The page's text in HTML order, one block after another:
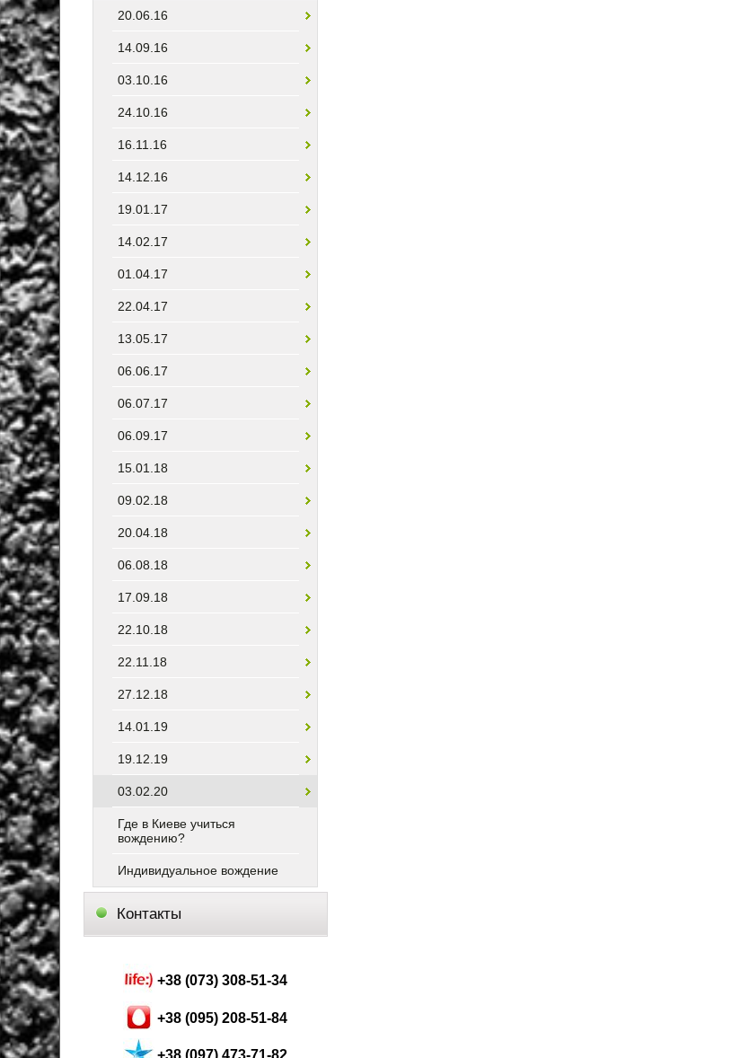
20.06.16
14.09.16
03.10.16
24.10.16
16.11.16
14.12.16
19.01.17
14.02.17
01.04.17
22.04.17
13.05.17
06.06.17
06.07.17
06.09.17
15.01.18
09.02.18
20.04.18
06.08.18
17.09.18
22.10.18
22.11.18
27.12.18
14.01.19
19.12.19
03.02.20
Где в Киеве учиться
вождению?
Индивидуальное вождение
Контакты
+38 (073) 308-51-34
+38 (095) 208-51-84
+38 (097) 473-71-82